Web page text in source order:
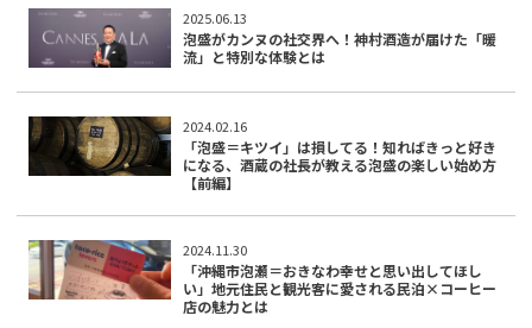
2025.06.13
泡盛がカンヌの社交界へ！神村酒造が届けた「暖
流」と特別な体験とは
2024.02.16
「泡盛＝キツイ」は損してる！知ればきっと好き
になる、酒蔵の社長が教える泡盛の楽しい始め方
【前編】
2024.11.30
「沖縄市泡瀬＝おきなわ幸せと思い出してほし
い」地元住民と観光客に愛される民泊×コーヒー
店の魅力とは